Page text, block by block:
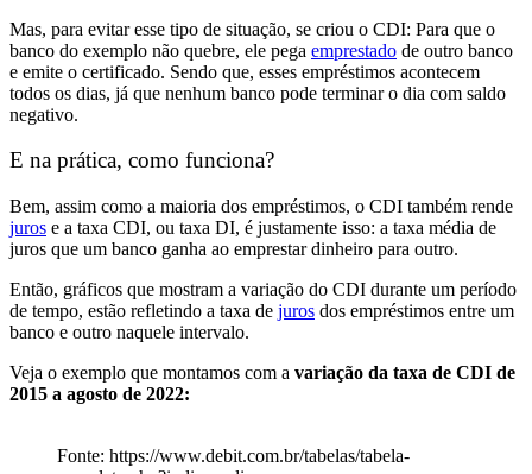
Mas, para evitar esse tipo de situação, se criou o CDI: Para que o
banco do exemplo não quebre, ele pega emprestado de outro banco
e emite o certificado. Sendo que, esses empréstimos acontecem
todos os dias, já que nenhum banco pode terminar o dia com saldo
negativo.
E na prática, como funciona?
Bem, assim como a maioria dos empréstimos, o CDI também rende
juros e a taxa CDI, ou taxa DI, é justamente isso: a taxa média de
juros que um banco ganha ao emprestar dinheiro para outro.
Então, gráficos que mostram a variação do CDI durante um período
de tempo, estão refletindo a taxa de juros dos empréstimos entre um
banco e outro naquele intervalo.
Veja o exemplo que montamos com a variação da taxa de CDI de
2015 a agosto de 2022:
Fonte: https://www.debit.com.br/tabelas/tabela-